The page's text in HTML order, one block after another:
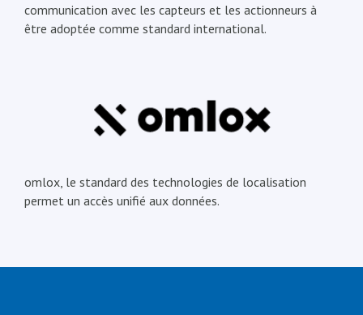
communication avec les capteurs et les actionneurs à
être adoptée comme standard international.
omlox, le standard des technologies de localisation
permet un accès unifié aux données.